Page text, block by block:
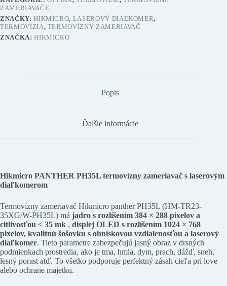
ZAMERIAVAČE
ZNAČKY:HIKMICRO, LASEROVÝ DIAĽKOMER,
TERMOVÍZIA, TERMOVÍZNY ZAMERIAVAČ
ZNAČKA:HIKMICRO
Popis
Ďalšie informácie
Hikmicro PANTHER PH35L termovízny zameriavač s laserovým
diaľkomerom
Termovízny zameriavač Hikmicro panther PH35L (HM-TR23-
35XG/W-PH35L) má jadro s rozlíšením 384 × 288 pixelov a
citlivosťou < 35 mk , displej OLED s rozlíšením 1024 × 768
pixelov, kvalitnú šošovku s ohniskovou vzdialenosťou a laserový
diaľkomer. Tieto parametre zabezpečujú jasný obraz v drsných
podmienkach prostredia, ako je tma, hmla, dym, prach, dážď, sneh,
lesný porast atď. To všetko podporuje perfektný zásah cieľa pri love
alebo ochrane majetku.